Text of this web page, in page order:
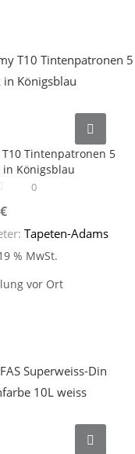
T10 Tintenpatronen 5
in Königsblau
0
€
Tapeten-Adams
% MwSt.
vor Ort